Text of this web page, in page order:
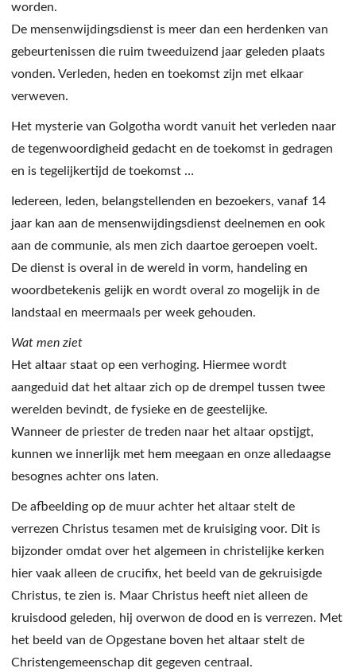
worden.
De mensenwijdingsdienst is meer dan een herdenken van
gebeurtenissen die ruim tweeduizend jaar geleden plaats
vonden. Verleden, heden en toekomst zijn met elkaar
verweven.
Het mysterie van Golgotha wordt vanuit het verleden naar
de tegenwoordigheid gedacht en de toekomst in gedragen
en is tegelijkertijd de toekomst …
Iedereen, leden, belangstellenden en bezoekers, vanaf 14
jaar kan aan de mensenwijdingsdienst deelnemen en ook
aan de communie, als men zich daartoe geroepen voelt.
De dienst is overal in de wereld in vorm, handeling en
woordbetekenis gelijk en wordt overal zo mogelijk in de
landstaal en meermaals per week gehouden.
Wat men ziet
Het altaar staat op een verhoging. Hiermee wordt
aangeduid dat het altaar zich op de drempel tussen twee
werelden bevindt, de fysieke en de geestelijke.
Wanneer de priester de treden naar het altaar opstijgt,
kunnen we innerlijk met hem meegaan en onze alledaagse
besognes achter ons laten.
De afbeelding op de muur achter het altaar stelt de
verrezen Christus tesamen met de kruisiging voor. Dit is
bijzonder omdat over het algemeen in christelijke kerken
hier vaak alleen de crucifix, het beeld van de gekruisigde
Christus, te zien is. Maar Christus heeft niet alleen de
kruisdood geleden, hij overwon de dood en is verrezen. Met
het beeld van de Opgestane boven het altaar stelt de
Christengemeenschap dit gegeven centraal.